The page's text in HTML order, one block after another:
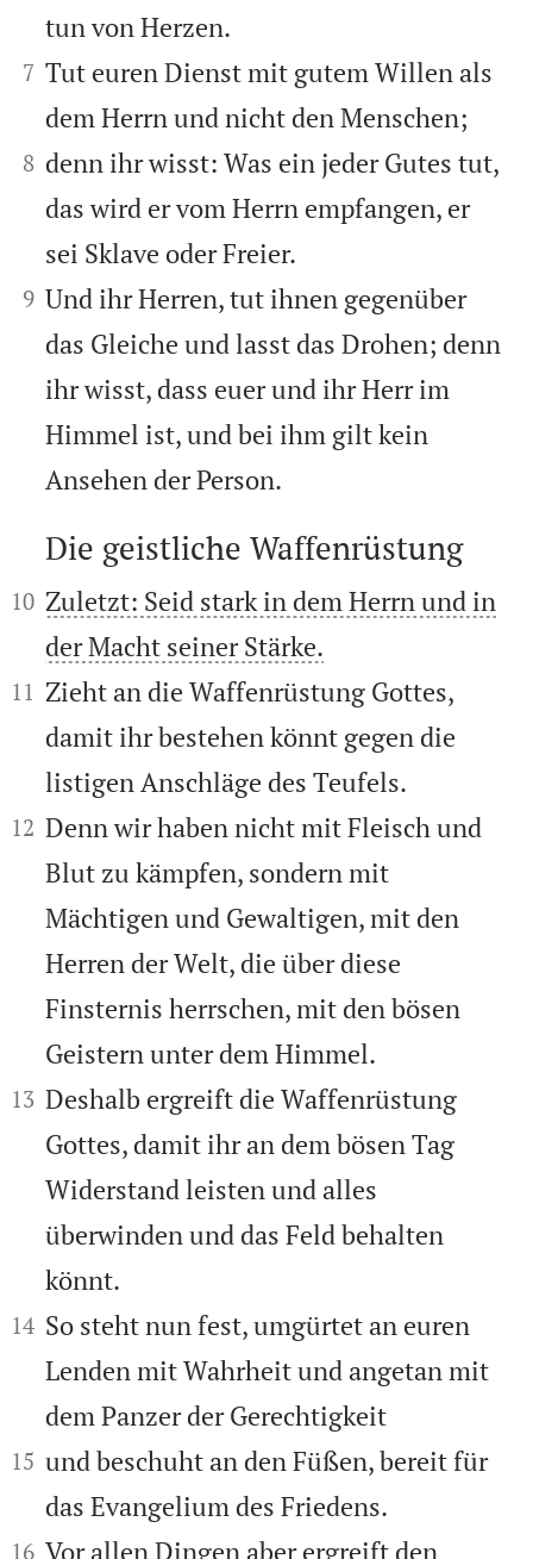
tun von Herzen.

7 Tut euren Dienst mit gutem Willen als
dem Herrn und nicht den Menschen;


8 denn ihr wisst: Was ein jeder Gutes tut,
das wird er vom Herrn empfangen, er
sei Sklave oder Freier.


9 Und ihr Herren, tut ihnen gegenüber
das Gleiche und lasst das Drohen; denn
ihr wisst, dass euer und ihr Herr im
Himmel ist, und bei ihm gilt kein
Ansehen der Person.


Die geistliche Waffenrüstung

10 Zuletzt: Seid stark in dem Herrn und in
der Macht seiner Stärke.


11 Zieht an die Waffenrüstung Gottes,
damit ihr bestehen könnt gegen die
listigen Anschläge des Teufels.


12 Denn wir haben nicht mit Fleisch und
Blut zu kämpfen, sondern mit
Mächtigen und Gewaltigen, mit den
Herren der Welt, die über diese
Finsternis herrschen, mit den bösen
Geistern unter dem Himmel.


13 Deshalb ergreift die Waffenrüstung
Gottes, damit ihr an dem bösen Tag
Widerstand leisten und alles
überwinden und das Feld behalten
könnt.


14 So steht nun fest, umgürtet an euren
Lenden mit Wahrheit und angetan mit
dem Panzer der Gerechtigkeit


15 und beschuht an den Füßen, bereit für
das Evangelium des Friedens.


16 Vor allen Dingen aber ergreift den
